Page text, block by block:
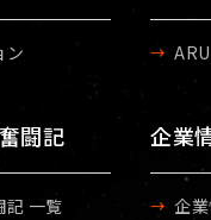
ン
闘記
記 一覧
企業
企